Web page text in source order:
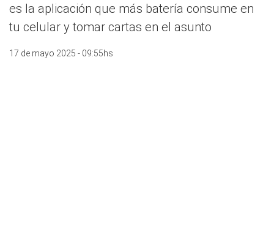
es la aplicación que más batería consume en
tu celular y tomar cartas en el asunto
17 de mayo 2025 - 09:55hs